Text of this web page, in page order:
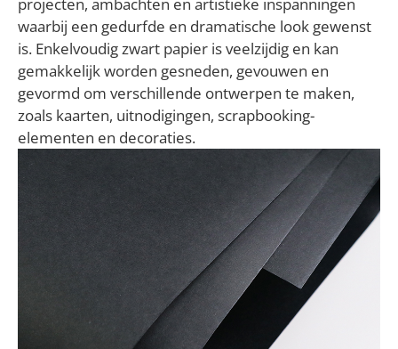
projecten, ambachten en artistieke inspanningen
waarbij een gedurfde en dramatische look gewenst
is. Enkelvoudig zwart papier is veelzijdig en kan
gemakkelijk worden gesneden, gevouwen en
gevormd om verschillende ontwerpen te maken,
zoals kaarten, uitnodigingen, scrapbooking-
elementen en decoraties.